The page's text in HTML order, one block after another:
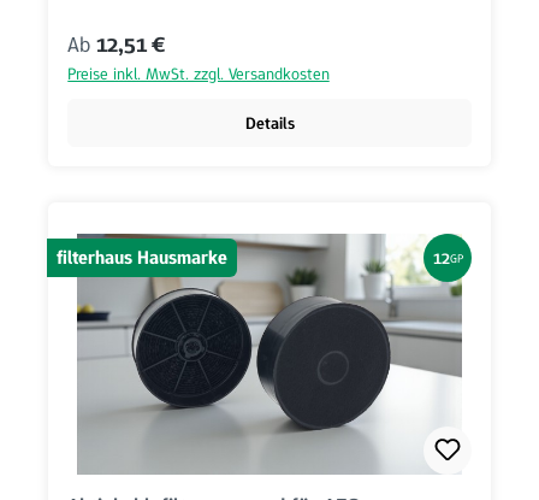
Regulärer Preis:
Ab 12,51 €
Preise inkl. MwSt. zzgl. Versandkosten
Details
filterhaus Hausmarke 12GP